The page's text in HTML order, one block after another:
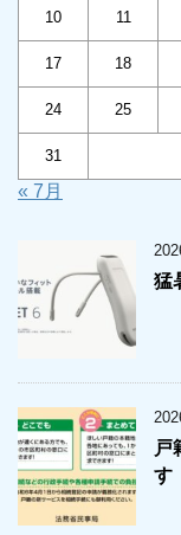
10 11
17 18
24 25
31
« 7月
猛
戸
す